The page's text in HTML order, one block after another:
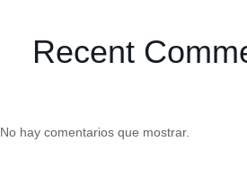
Recent
No hay comentarios que mostrar.